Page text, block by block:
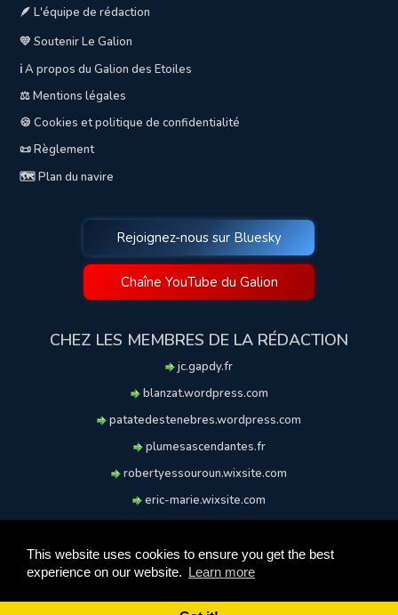
This website uses cookies to ensure you get the best
experience on our website. Learn more
🪶 L'équipe de rédaction
💛 Soutenir Le Galion
ℹ️ A propos du Galion des Etoiles
⚖️ Mentions légales
🍪 Cookies et politique de confidentialité
📜 Règlement
🗺️ Plan du navire
Rejoignez-nous sur Bluesky
Chaîne YouTube du Galion
CHEZ LES MEMBRES DE LA RÉDACTION
jc.gapdy.fr
blanzat.wordpress.com
patatedestenebres.wordpress.com
plumesascendantes.fr
robertyessouroun.wixsite.com
eric-marie.wixsite.com
soufflereve.blogspot.com
Ce site est réalisé et maintenu avec coeur et passion.